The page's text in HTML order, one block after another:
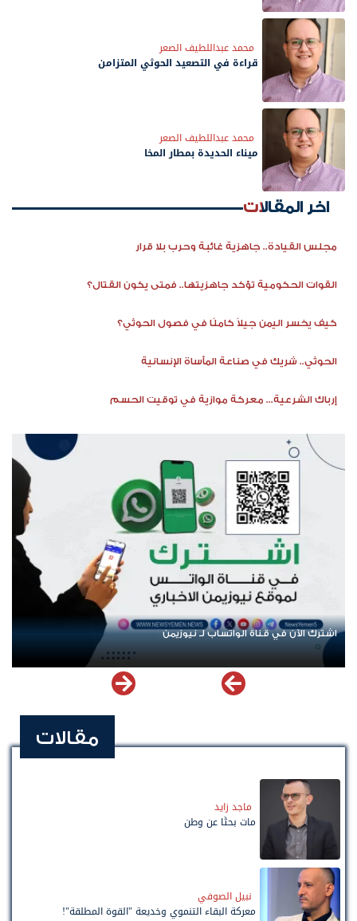
محمد عبداللطيف الصعر
قراءة في التصعيد الحوثي المتزامن
محمد عبداللطيف الصعر
ميناء الحديدة بمطار المخا
اخر المقالات
مجلس القيادة.. جاهزية غائبة وحرب بلا قرار
القوات الحكومية تؤكد جاهزيتها.. فمتى يكون القتال؟
كيف يخسر اليمن جيلاً كاملًا في فصول الحوثي؟
الحوثي.. شريك في صناعة المأساة الإنسانية
إرباك الشرعية... معركة موازية في توقيت الحسم
اشترك الآن في قناة الواتساب لـ نيوزيمن
مقالات
ماجد زايد
مات بحثًا عن وطن
نبيل الصوفي
معركة البقاء التنموي وخديعة "القوة المطلقة"!